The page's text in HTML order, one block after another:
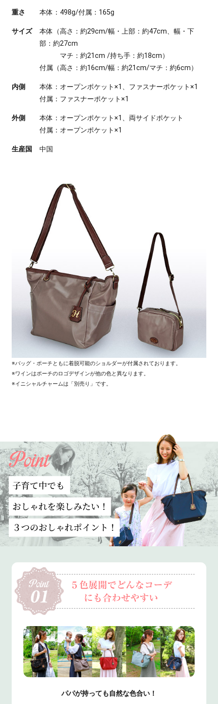
重さ 本体：498g/付属：165g
サイズ
本体（高さ：約29cm/幅・上部：約47cm、幅・下
部：約27cm
マチ：約21cm /持ち手：約18cm）
付属（高さ：約16cm/幅：約21cm/マチ：約6cm）
内側
本体：オープンポケット×1、ファスナーポケット×1
付属：ファスナーポケット×1
外側
本体：オープンポケット×1、両サイドポケット
付属：オープンポケット×1
生産国 中国
バッグ・ポーチともに着脱可能のショルダーが付属されております。
ワインはポーチのロゴデザインが他の色と異なります。
イニシャルチャームは「別売り」です。
パパが持っても自然な色合い！